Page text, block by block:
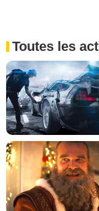
Toutes les